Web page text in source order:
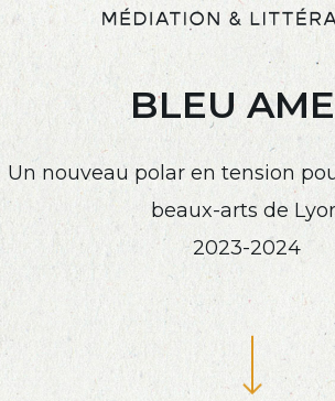
BLEU
Un nouveau polar en tension
beaux-arts de
2023-2024